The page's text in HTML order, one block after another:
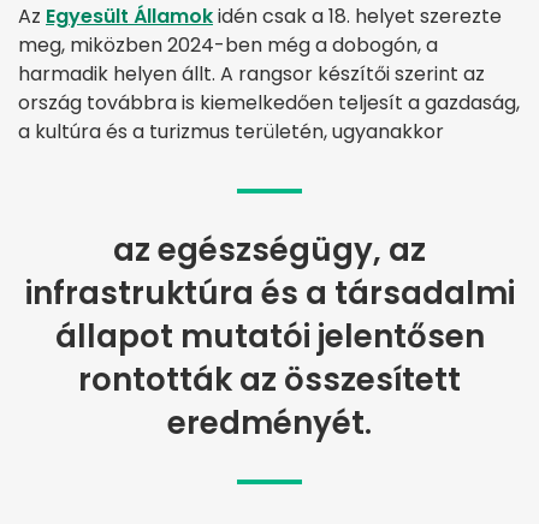
Az Egyesült Államokidén csak a 18. helyet szerezte
meg, miközben 2024-ben még a dobogón, a
harmadik helyen állt. A rangsor készítői szerint az
ország továbbra is kiemelkedően teljesít a gazdaság,
a kultúra és a turizmus területén, ugyanakkor
az egészségügy, az
infrastruktúra és a társadalmi
állapot mutatói jelentősen
rontották az összesített
eredményét.